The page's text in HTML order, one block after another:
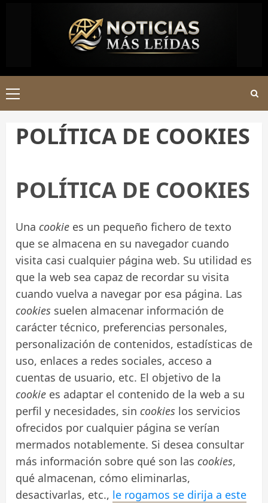
Menú
principal
POLÍTICA DE COOKIES
POLÍTICA DE COOKIES
Una cookie es un pequeño fichero de texto
que se almacena en su navegador cuando
visita casi cualquier página web. Su utilidad es
que la web sea capaz de recordar su visita
cuando vuelva a navegar por esa página. Las
cookies suelen almacenar información de
carácter técnico, preferencias personales,
personalización de contenidos, estadísticas de
uso, enlaces a redes sociales, acceso a
cuentas de usuario, etc. El objetivo de la
cookie es adaptar el contenido de la web a su
perfil y necesidades, sin cookies los servicios
ofrecidos por cualquier página se verían
mermados notablemente. Si desea consultar
más información sobre qué son las cookies,
qué almacenan, cómo eliminarlas,
desactivarlas, etc., le rogamos se dirija a este